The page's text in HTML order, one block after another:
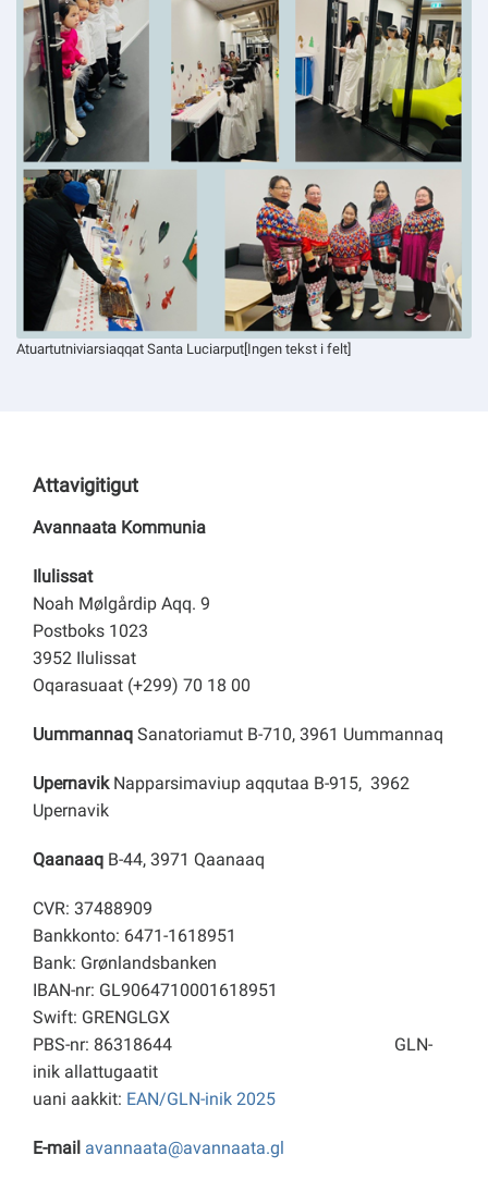
Atuartutniviarsiaqqat Santa Luciarput[Ingen tekst i felt]
Attavigitigut
Avannaata Kommunia
Ilulissat
Noah Mølgårdip Aqq. 9
Postboks 1023
3952 Ilulissat
Oqarasuaat (+299) 70 18 00
Uummannaq Sanatoriamut B-710, 3961 Uummannaq
Upernavik Napparsimaviup aqqutaa B-915, 3962
Upernavik
Qaanaaq B-44, 3971 Qaanaaq
CVR: 37488909
Bankkonto: 6471-1618951
Bank: Grønlandsbanken
IBAN-nr: GL9064710001618951
Swift: GRENGLGX
PBS-nr: 86318644 GLN-
inik allattugaatit
uani aakkit: EAN/GLN-inik 2025
E-mail avannaata@avannaata.gl